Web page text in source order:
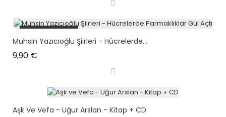
plus en stock
Muhsin Yazıcıoğlu Şiirleri - Hücrelerde...
9,90 €
Aşk Ve Vefa - Uğur Arslan - Kitap + CD